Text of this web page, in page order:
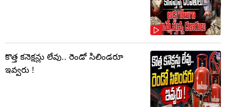
కొత్త కనెక్షన్లు లేవు.. రెండో సిలిండరూ
ఇవ్వరు !